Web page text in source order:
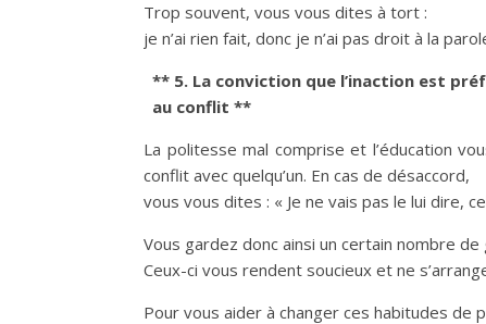
Trop souvent, vous vous dites à tort :
je n’ai rien fait, donc je n’ai pas droit à la
** 5. La conviction que l’inaction est
au conflit **
La politesse mal comprise et l’éducation
conflit avec quelqu’un. En cas de désaccord,
vous vous dites : « Je ne vais pas le lui dire,
Vous gardez donc ainsi un certain nombre
Ceux-ci vous rendent soucieux et ne
Pour vous aider à changer ces habitudes